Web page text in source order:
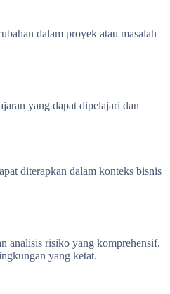
dalam proyek atau masalah
yang dapat dipelajari dan
diterapkan dalam konteks bisnis
analisis risiko yang komprehensif.
yang ketat.